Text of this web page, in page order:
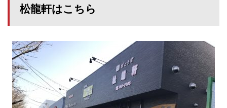
松龍軒はこちら